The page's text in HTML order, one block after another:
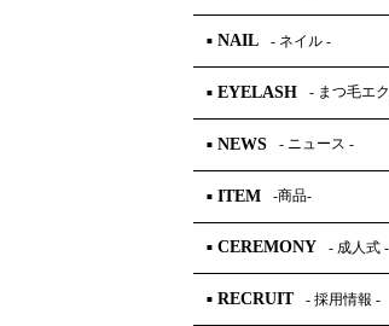
■ NAIL - ネイル -
■ EYELASH - まつ毛エ
■ NEWS - ニュース -
■ ITEM -商品-
■ CEREMONY - 成人式 -
■ RECRUIT - 採用情報 -